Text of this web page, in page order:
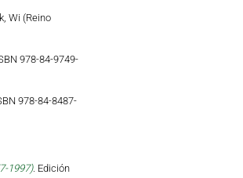
Wi (Reino
978-84-9749-
978-84-8487-
1997). Edición